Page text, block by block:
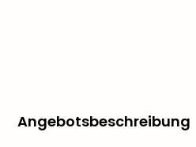
Angebotsbeschreibung